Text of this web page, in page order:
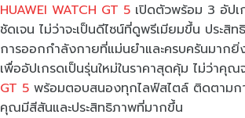
HUAWEI WATCH GT 5 เปิดตัวพร้อม 3 อัปเ
ชัดเจน ไม่ว่าจะเป็นดีไซน์ที่ดูพรีเมียมขึ้น ประ
การออกกำลังกายที่แม่นยำและครบครันมากยิ่
เพื่ออัปเกรดเป็นรุ่นใหม่ในราคาสุดคุ้ม ไม่ว่าคุ
GT 5 พร้อมตอบสนองทุกไลฟ์สไตล์ ติดตามก
คุณมีสีสันและประสิทธิภาพที่มากขึ้น